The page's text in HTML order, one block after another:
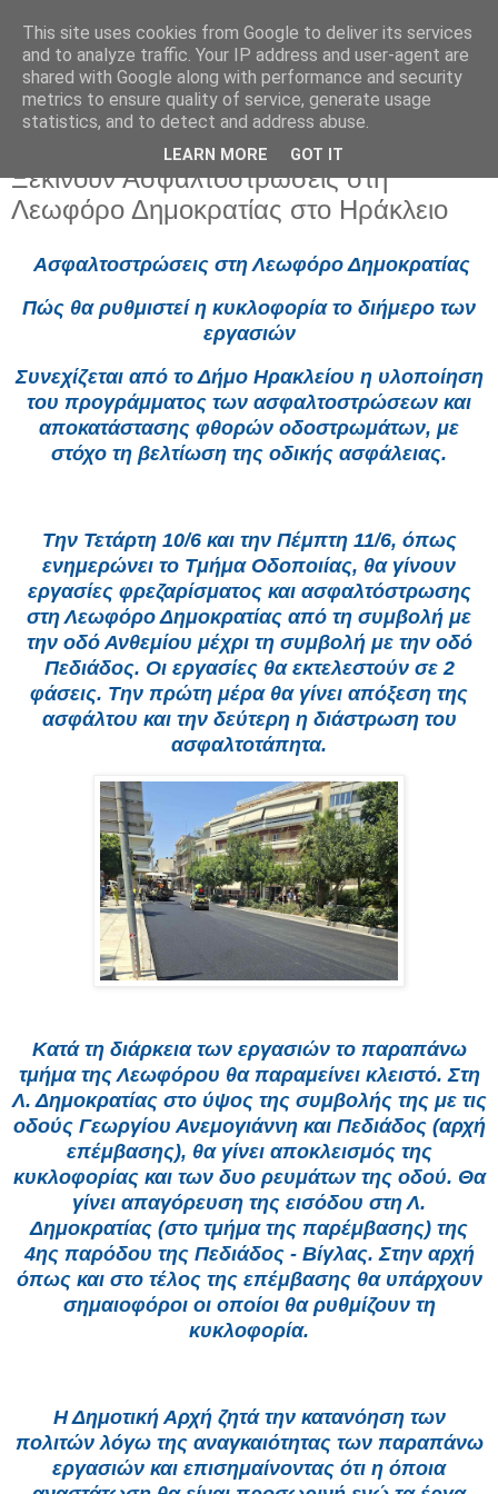
Σάββατο 6 Ιουνίου 2026
Ξεκινούν Ασφαλτοστρώσεις στη
Λεωφόρο Δημοκρατίας στο Ηράκλειο
Ασφαλτοστρώσεις στη Λεωφόρο Δημοκρατίας
Πώς θα ρυθμιστεί η κυκλοφορία το διήμερο των
εργασιών
Συνεχίζεται από το Δήμο Ηρακλείου η υλοποίηση
του προγράμματος των ασφαλτοστρώσεων και
αποκατάστασης φθορών οδοστρωμάτων, με
στόχο τη βελτίωση της οδικής ασφάλειας.
Την Τετάρτη 10/6 και την Πέμπτη 11/6, όπως
ενημερώνει το Τμήμα Οδοποιίας, θα γίνουν
εργασίες φρεζαρίσματος και ασφαλτόστρωσης
στη Λεωφόρο Δημοκρατίας από τη συμβολή με
την οδό Ανθεμίου μέχρι τη συμβολή με την οδό
Πεδιάδος. Οι εργασίες θα εκτελεστούν σε 2
φάσεις. Την πρώτη μέρα θα γίνει απόξεση της
ασφάλτου και την δεύτερη η διάστρωση του
ασφαλτοτάπητα.
Κατά τη διάρκεια των εργασιών το παραπάνω
τμήμα της Λεωφόρου θα παραμείνει κλειστό. Στη
Λ. Δημοκρατίας στο ύψος της συμβολής της με τις
οδούς Γεωργίου Ανεμογιάννη και Πεδιάδος (αρχή
επέμβασης), θα γίνει αποκλεισμός της
κυκλοφορίας και των δυο ρευμάτων της οδού. Θα
γίνει απαγόρευση της εισόδου στη Λ.
Δημοκρατίας (στο τμήμα της παρέμβασης) της
4ης παρόδου της Πεδιάδος - Βίγλας. Στην αρχή
όπως και στο τέλος της επέμβασης θα υπάρχουν
σημαιοφόροι οι οποίοι θα ρυθμίζουν τη
κυκλοφορία.
Η Δημοτική Αρχή ζητά την κατανόηση των
πολιτών λόγω της αναγκαιότητας των παραπάνω
εργασιών και επισημαίνοντας ότι η όποια
This site uses cookies from Google to deliver its services
and to analyze traffic. Your IP address and user-agent are
shared with Google along with performance and security
metrics to ensure quality of service, generate usage
statistics, and to detect and address abuse.
LEARN MORE GOT IT